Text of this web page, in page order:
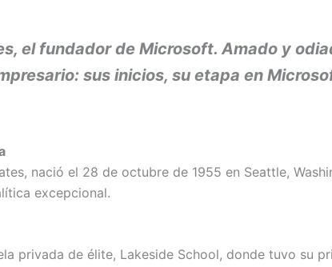
el fundador de Microsoft. Amado y
sus inicios, su etapa en
nació el 28 de octubre de 1955 en Seattle,
excepcional.
privada de élite, Lakeside School, donde tuvo su